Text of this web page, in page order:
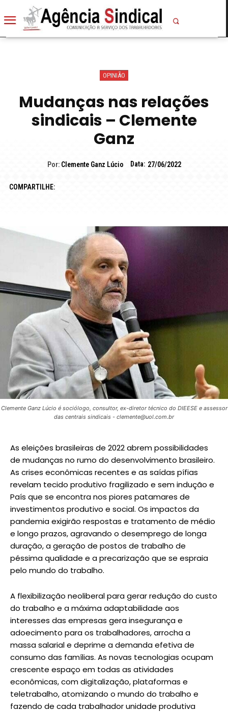
OPINIÃO
Mudanças nas relações
sindicais – Clemente
Ganz
Por: Clemente Ganz Lúcio Data: 27/06/2022
COMPARTILHE:
Clemente Ganz Lúcio é sociólogo, consultor, ex-diretor técnico do DIEESE e assessor
das centrais sindicais - clemente@uol.com.br
As eleições brasileiras de 2022 abrem possibilidades
de mudanças no rumo do desenvolvimento brasileiro.
As crises econômicas recentes e as saídas pífias
revelam tecido produtivo fragilizado e sem indução e
País que se encontra nos piores patamares de
investimentos produtivo e social. Os impactos da
pandemia exigirão respostas e tratamento de médio
e longo prazos, agravando o desemprego de longa
duração, a geração de postos de trabalho de
péssima qualidade e a precarização que se espraia
pelo mundo do trabalho.
A flexibilização neoliberal para gerar redução do custo
do trabalho e a máxima adaptabilidade aos
interesses das empresas gera insegurança e
adoecimento para os trabalhadores, arrocha a
massa salarial e deprime a demanda efetiva de
consumo das famílias. As novas tecnologias ocupam
crescente espaço em todas as atividades
econômicas, com digitalização, plataformas e
teletrabalho, atomizando o mundo do trabalho e
fazendo de cada trabalhador unidade produtiva